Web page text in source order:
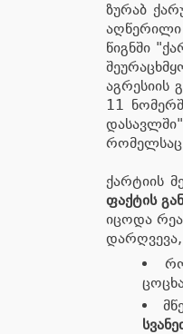
ზურაბ
აღწერილი
წიგნში
აგრესიის
11
რომელსაც
ქარტიის
ფაქტის
იცოდა